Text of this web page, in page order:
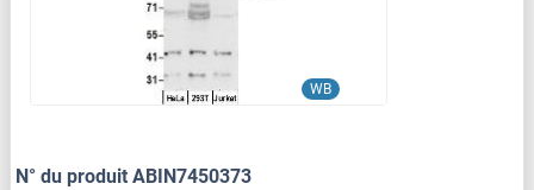
WB
N° du produit ABIN7450373